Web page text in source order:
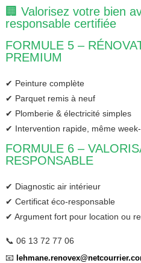
🏢 Valorisez votre bien
responsable certifiée
FORMULE 5 –
PREMIUM
✔ Peinture complète
✔ Parquet remis à neuf
✔ Plomberie & électricité simples
✔ Intervention rapide, même
FORMULE 6 –
RESPONSABLE
✔ Diagnostic air intérieur
✔ Certificat éco-responsable
✔ Argument fort pour location ou
📞 06 13 72 77 06
📧